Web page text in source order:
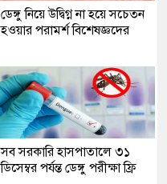
ডেঙ্গু নিয়ে উদ্বিগ্ন না হয়ে সচেতন
হওয়ার পরামর্শ বিশেষজ্ঞদের
সব সরকারি হাসপাতালে ৩১
ডিসেম্বর পর্যন্ত ডেঙ্গু পরীক্ষা ফ্রি